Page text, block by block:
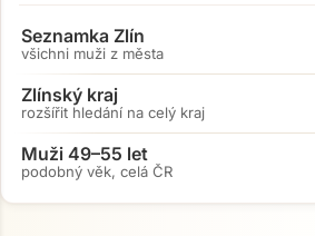
Seznamka Zlín
všichni muži z města
Zlínský kraj
rozšířit hledání na celý kraj
Muži 49–55 let
podobný věk, celá ČR